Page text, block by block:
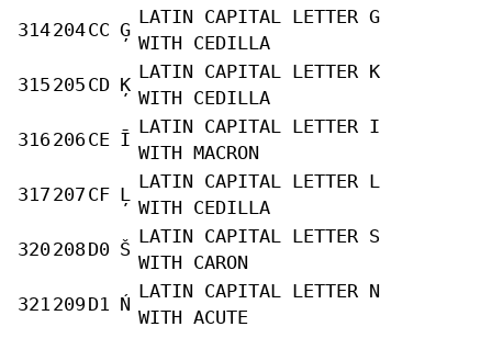
314204CC Ģ
LATIN CAPITAL LETTER G
WITH CEDILLA
315 205 CD Ķ
LATIN CAPITAL LETTER K
WITH CEDILLA
316 206 CE Ī
LATIN CAPITAL LETTER I
WITH MACRON
317 207 CF Ļ
LATIN CAPITAL LETTER L
WITH CEDILLA
320208D0 Š
LATIN CAPITAL LETTER S
WITH CARON
321 209 D1 Ń
LATIN CAPITAL LETTER N
WITH ACUTE